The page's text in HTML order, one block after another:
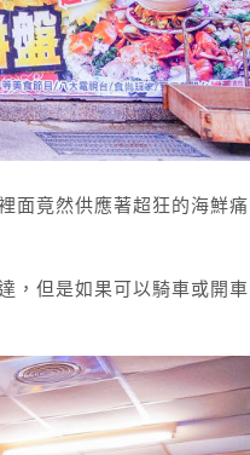
面竟然供應著超狂的海鮮痛
，但是如果可以騎車或開車